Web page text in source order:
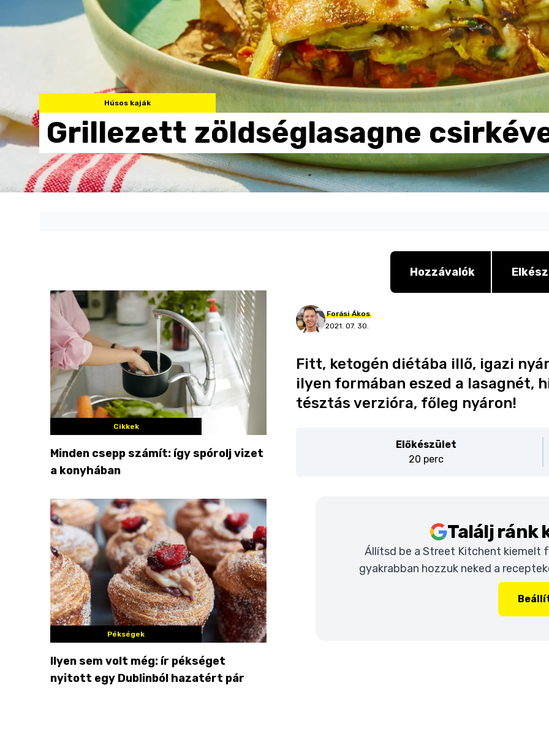
Húsos kaják
Grillezett zöldséglasagne
Cikkek
Minden csepp számít: így spórolj vizet
a konyhában
Pékségek
Ilyen sem volt még: ír pékséget
nyitott egy Dublinból hazatért pár
Hozzávalók
Forási Ákos
2021. 07. 30.
Fitt, ketogén diétába illő, igazi
ilyen formában eszed a lasagnét,
tésztás verzióra, főleg nyáron!
Előkészület
20 perc
Találj ránk
Állítsd be a Street Kitchent kiemelt
gyakrabban hozzuk neked a